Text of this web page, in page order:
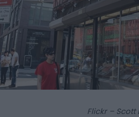
Flickr – Scott